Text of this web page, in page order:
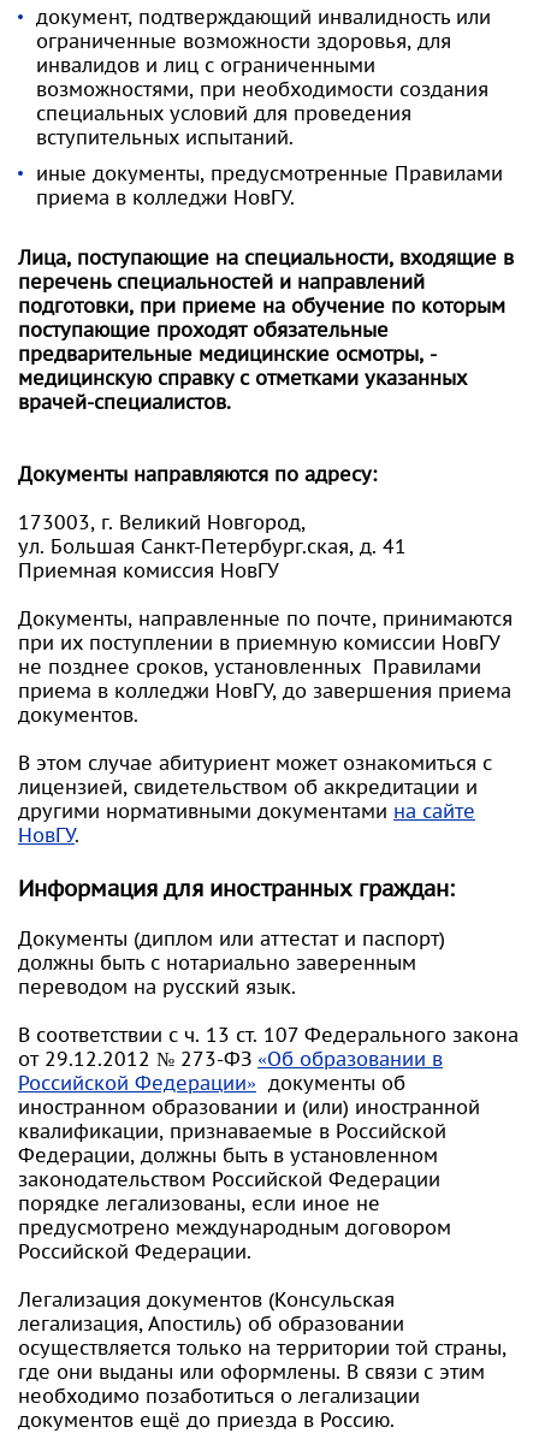
документ, подтверждающий инвалидность или
ограниченные возможности здоровья, для
инвалидов и лиц с ограниченными
возможностями, при необходимости создания
специальных условий для проведения
вступительных испытаний.
иные документы, предусмотренные Правилами
приема в колледжи НовГУ.
Лица, поступающие на специальности, входящие в
перечень специальностей и направлений
подготовки, при приеме на обучение по которым
поступающие проходят обязательные
предварительные медицинские осмотры, -
медицинскую справку с отметками указанных
врачей-специалистов.
Документы направляются по адресу:
173003, г. Великий Новгород,
ул. Большая Санкт-Петербург.ская, д. 41
Приемная комиссия НовГУ
Документы, направленные по почте, принимаются
при их поступлении в приемную комиссии НовГУ
не позднее сроков, установленных Правилами
приема в колледжи НовГУ, до завершения приема
документов.
В этом случае абитуриент может ознакомиться с
лицензией, свидетельством об аккредитации и
другими нормативными документами на сайте
НовГУ.
Информация для иностранных граждан:
Документы (диплом или аттестат и паспорт)
должны быть с нотариально заверенным
переводом на русский язык.
В соответствии с ч. 13 ст. 107 Федерального закона
от 29.12.2012 № 273-ФЗ «Об образовании в
Российской Федерации» документы об
иностранном образовании и (или) иностранной
квалификации, признаваемые в Российской
Федерации, должны быть в установленном
законодательством Российской Федерации
порядке легализованы, если иное не
предусмотрено международным договором
Российской Федерации.
Легализация документов (Консульская
легализация, Апостиль) об образовании
осуществляется только на территории той страны,
где они выданы или оформлены. В связи с этим
необходимо позаботиться о легализации
документов ещё до приезда в Россию.